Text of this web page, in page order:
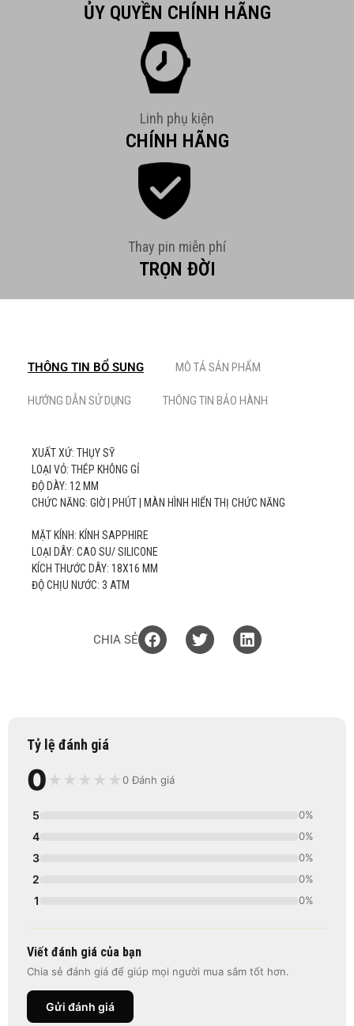
ỦY QUYỀN CHÍNH HÃNG
Linh phụ kiện
CHÍNH HÃNG
Thay pin miễn phí
TRỌN ĐỜI
THÔNG TIN BỔ SUNG MÔ TẢ SẢN PHẨM
HƯỚNG DẪN SỬ DỤNG THÔNG TIN BẢO HÀNH
XUẤT XỨ: THỤY SỸ
LOẠI VỎ: THÉP KHÔNG GỈ
ĐỘ DÀY: 12 MM
CHỨC NĂNG: GIỜ | PHÚT | MÀN HÌNH HIỂN THỊ CHỨC NĂNG
MẶT KÍNH: KÍNH SAPPHIRE
LOẠI DÂY: CAO SU/ SILICONE
KÍCH THƯỚC DÂY: 18X16 MM
ĐỘ CHỊU NƯỚC: 3 ATM
CHIA SẺ
Tỷ lệ đánh giá
0 ★ ★ ★ ★ ★0 Đánh giá
5 0%
4 0%
3 0%
2 0%
1 0%
Viết đánh giá của bạn
Chia sẻ đánh giá để giúp mọi người mua sắm tốt hơn.
Gửi đánh giá